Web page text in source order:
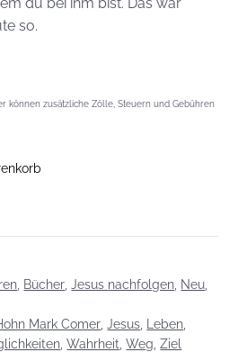
so.
können zusätzliche Zölle, Steuern und Gebühren
Bücher ,Jesus nachfolgen Neu
Mark Comer ,Jesus Leben
,Wahrheit ,Weg ,Ziel